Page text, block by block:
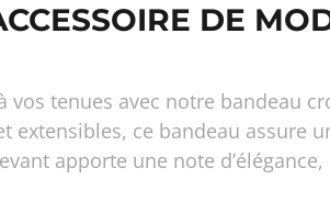
DE
vos tenues avec notre bandeau
extensibles, ce bandeau
apporte une note